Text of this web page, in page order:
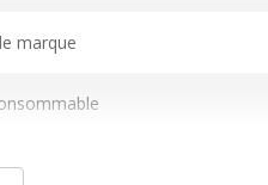
marque
imprimables